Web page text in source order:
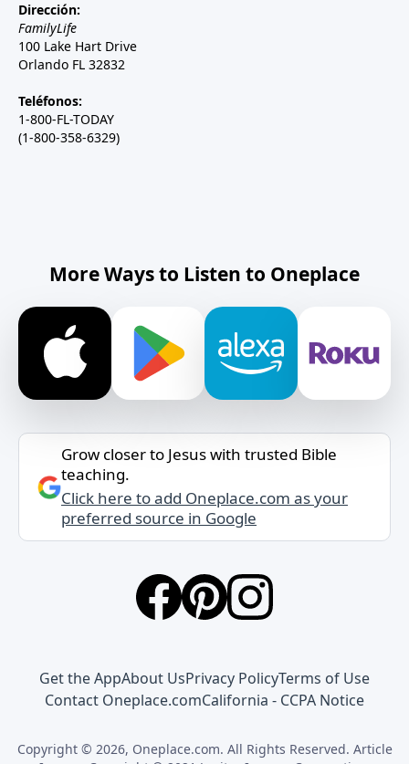
Dirección:
FamilyLife
100 Lake Hart Drive
Orlando FL 32832
Teléfonos:
1-800-FL-TODAY
(1-800-358-6329)
More Ways to Listen to Oneplace
Grow closer to Jesus with trusted Bible
teaching.
Click here to add Oneplace.com as your
preferred source in Google
Get the AppAbout UsPrivacy PolicyTerms of Use
Contact Oneplace.comCalifornia - CCPA Notice
Copyright © 2026, Oneplace.com. All Rights Reserved. Article